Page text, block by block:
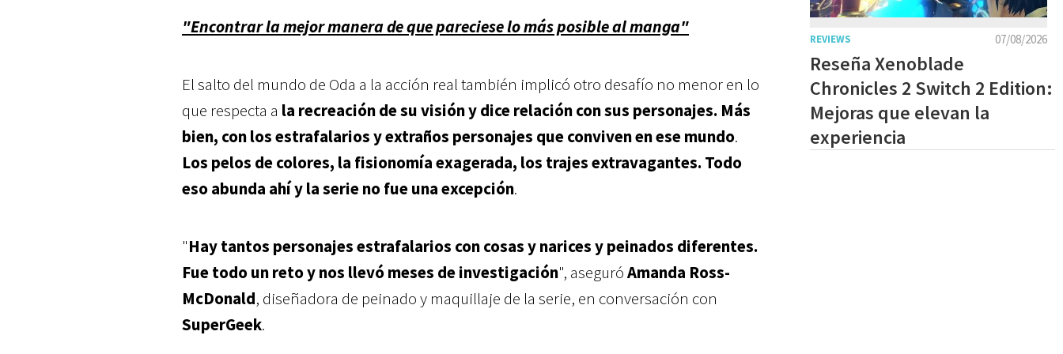
"Encontrar la mejor manera de que pareciese lo más posible al manga"
El salto del mundo de Oda a la acción real también implicó otro desafío no menor en lo
que respecta a la recreación de su visión y dice relación con sus personajes. Más
bien, con los estrafalarios y extraños personajes que conviven en ese mundo.
Los pelos de colores, la fisionomía exagerada, los trajes extravagantes. Todo
eso abunda ahí y la serie no fue una excepción.
"Hay tantos personajes estrafalarios con cosas y narices y peinados diferentes.
Fue todo un reto y nos llevó meses de investigación", aseguróAmanda Ross-
McDonald, diseñadora de peinado y maquillaje de la serie, en conversación con
SuperGeek.
07/08/2026
REVIEWS
Reseña Xenoblade
Chronicles 2 Switch 2 Edition:
Mejoras que elevan la
experiencia